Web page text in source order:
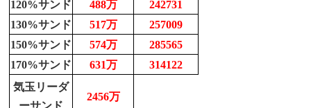
120%サンド
488万
242731
130%サンド
517万
257009
150%サンド
574万
285565
170%サンド
631万
314122
気玉リーダ
ーサンド
2456万